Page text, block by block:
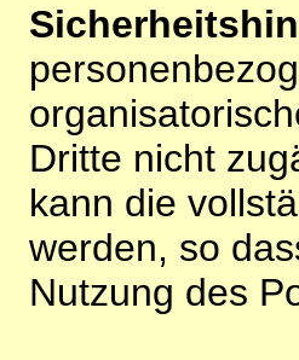
Dritte nicht
kann die
werden, so
Nutzung des